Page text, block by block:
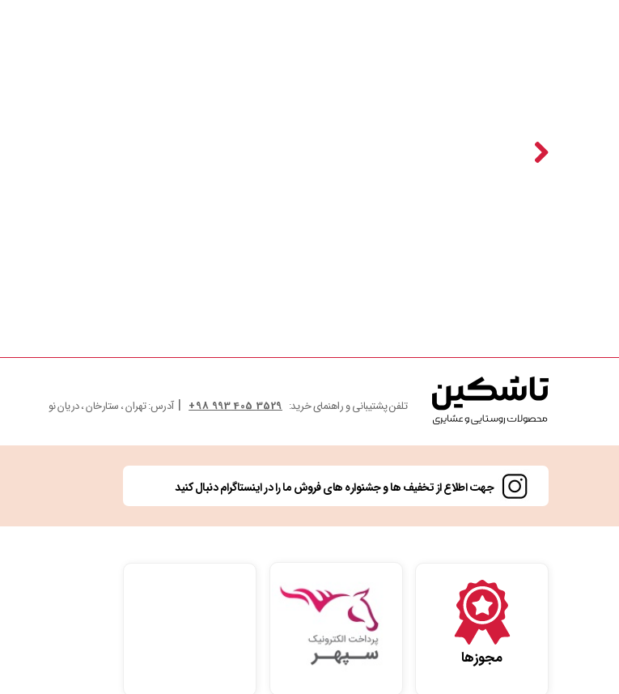
جهت اطلاع از تخفیف ها و جشنواره های فروش ما را در اینستاگرام دنبال کنید
مجوزها
تلفن پشتیبانی و راهنمای خرید: 3529 405 993 98+
| آدرس: تهران ، ستارخان ، دریان نو